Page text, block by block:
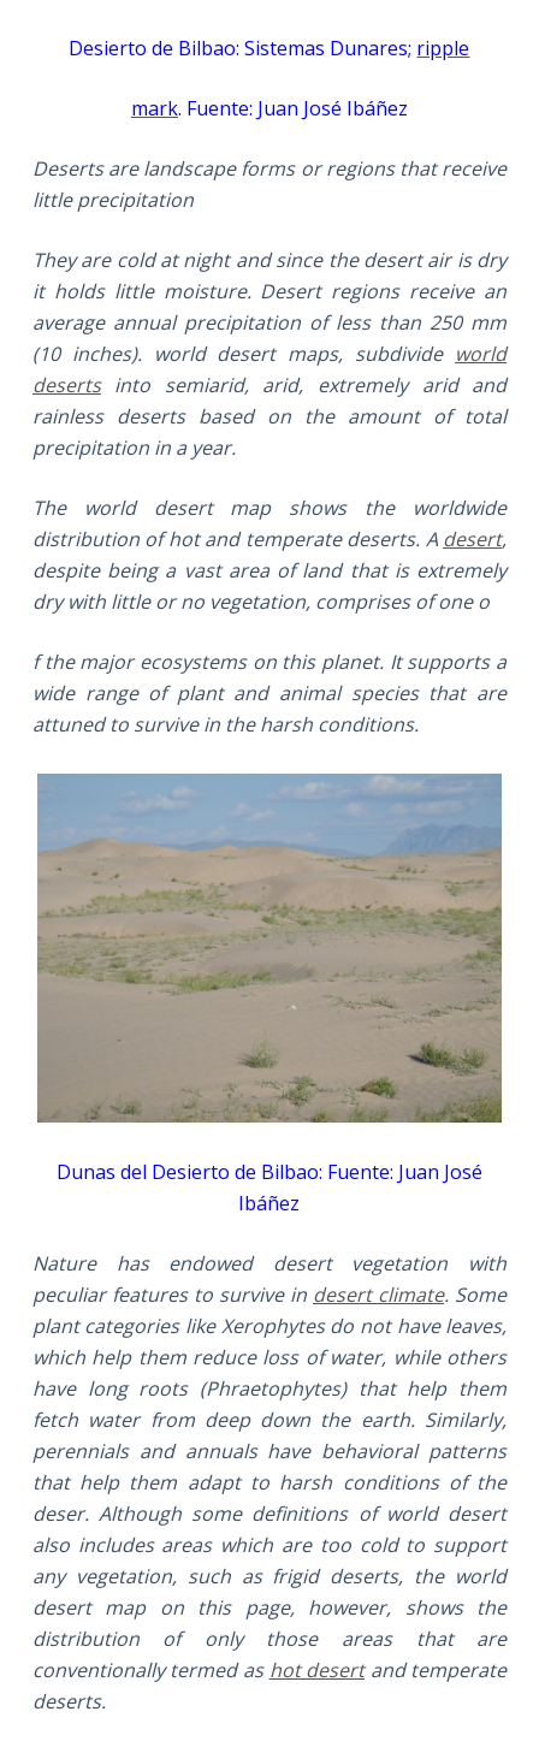
Desierto de Bilbao: Sistemas Dunares; ripple
mark. Fuente: Juan José Ibáñez
Deserts are landscape forms or regions that receive
little precipitation
They are cold at night and since the desert air is dry
it holds little moisture. Desert regions receive an
average annual precipitation of less than 250 mm
(10 inches). world desert maps, subdivide world
desertsinto semiarid, arid, extremely arid and
rainless deserts based on the amount of total
precipitation in a year.
The world desert map shows the worldwide
distribution of hot and temperate deserts. A desert,
despite being a vast area of land that is extremely
dry with little or no vegetation, comprises of one o
f the major ecosystems on this planet. It supports a
wide range of plant and animal species that are
attuned to survive in the harsh conditions.
Dunas del Desierto de Bilbao: Fuente: Juan José
Ibáñez
Nature has endowed desert vegetation with
peculiar features to survive in desert climate. Some
plant categories like Xerophytes do not have leaves,
which help them reduce loss of water, while others
have long roots (Phraetophytes) that help them
fetch water from deep down the earth. Similarly,
perennials and annuals have behavioral patterns
that help them adapt to harsh conditions of the
deser. Although some definitions of world desert
also includes areas which are too cold to support
any vegetation, such as frigid deserts, the world
desert map on this page, however, shows the
distribution of only those areas that are
conventionally termed as hot desertand temperate
deserts.